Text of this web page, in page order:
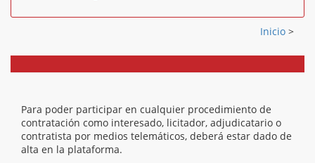
Inicio >
Para poder participar en cualquier procedimiento de
contratación como interesado, licitador, adjudicatario o
contratista por medios telemáticos, deberá estar dado de
alta en la plataforma.